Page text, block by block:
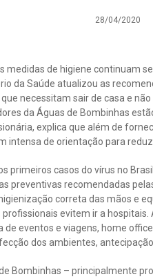
28/04/2020
medidas de higiene continuam
da Saúde atualizou as
necessitam sair de casa e
da Águas de Bombinhas
explica que além de
intensa de orientação para
primeiros casos do vírus no
preventivas recomendadas
correta das mãos e
evitem ir a
de eventos e viagens, home
dos ambientes,
Bombinhas – principalmente